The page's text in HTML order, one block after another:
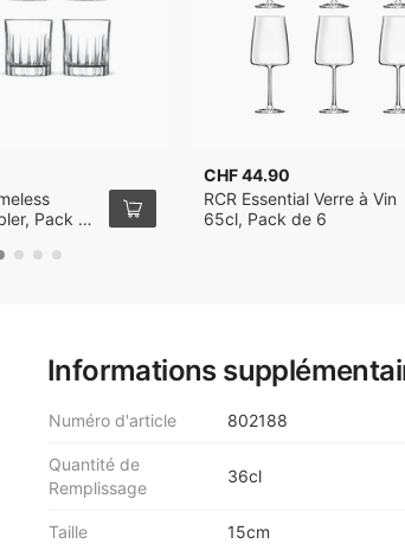
Informations
Numéro d'article 802188
Quantité de
Remplissage
36cl
Taille 15cm
Pack de
CHF 44.90
RCR Essential Verre à Vin
65cl, Pack de 6